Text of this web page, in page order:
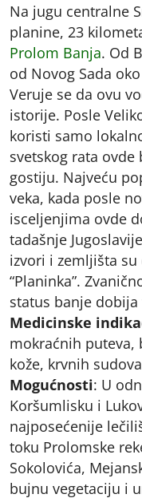
Na jugu centralne
planine, 23
Prolom Banja. Od
od Novog Sada
Veruje se da ovu
istorije. Posle
koristi samo
svetskog rata
gostiju. Najveću
veka, kada posle
isceljenjima ovde
tadašnje
izvori i zemljišta
“Planinka”.
status banje dobija
Medicinske
mokraćnih puteva,
kože, krvnih
Mogućnosti: U
Koršumlisku i
najposećenije
toku Prolomske
Sokolovića,
bujnu vegetaciju i